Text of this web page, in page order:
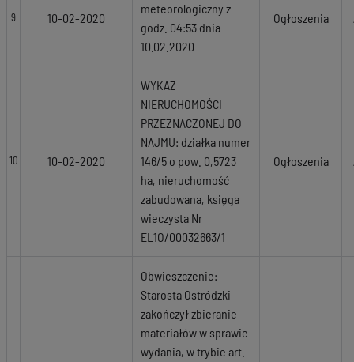
9 10-02-2020
meteorologiczny z
godz. 04:53 dnia
10.02.2020
Ogłoszenia
10 10-02-2020
WYKAZ
NIERUCHOMOŚCI
PRZEZNACZONEJ DO
NAJMU: działka numer
146/5 o pow. 0,5723
ha, nieruchomość
zabudowana, księga
wieczysta Nr
EL1O/00032663/1
Ogłoszenia
Obwieszczenie:
Starosta Ostródzki
zakończył zbieranie
materiałów w sprawie
wydania, w trybie art.